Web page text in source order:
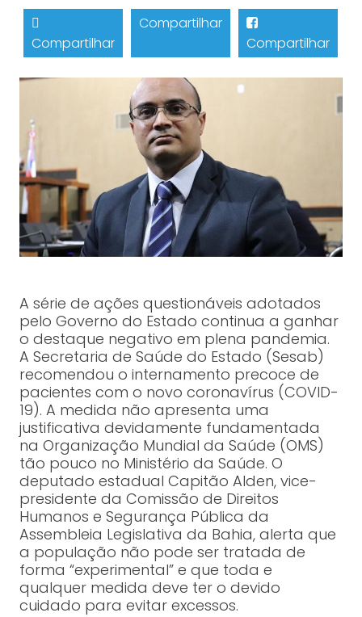
Compartilhar
Compartilhar
Compartilhar
A série de ações questionáveis adotados
pelo Governo do Estado continua a ganhar
o destaque negativo em plena pandemia.
A Secretaria de Saúde do Estado (Sesab)
recomendou o internamento precoce de
pacientes com o novo coronavírus (COVID-
19). A medida não apresenta uma
justificativa devidamente fundamentada
na Organização Mundial da Saúde (OMS)
tão pouco no Ministério da Saúde. O
deputado estadual Capitão Alden, vice-
presidente da Comissão de Direitos
Humanos e Segurança Pública da
Assembleia Legislativa da Bahia, alerta que
a população não pode ser tratada de
forma “experimental” e que toda e
qualquer medida deve ter o devido
cuidado para evitar excessos.